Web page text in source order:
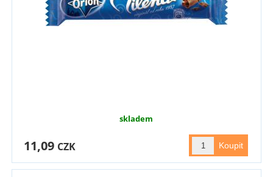
skladem
11,09 CZK